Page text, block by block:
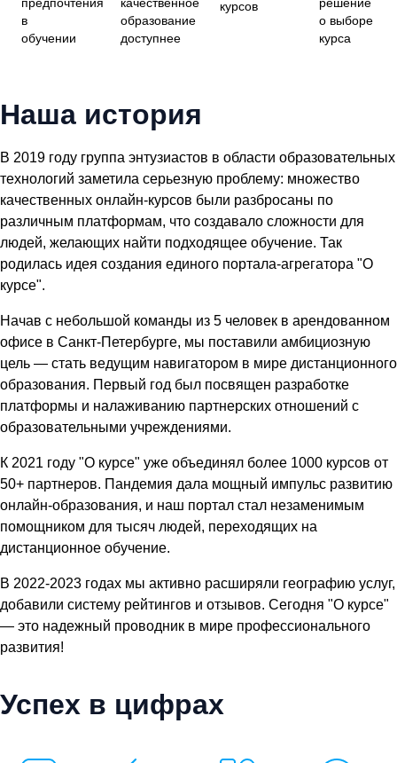
в
обучении
образование
доступнее
курсов
о выборе
курса
Наша история
В 2019 году группа энтузиастов в области образовательных
технологий заметила серьезную проблему: множество
качественных онлайн-курсов были разбросаны по
различным платформам, что создавало сложности для
людей, желающих найти подходящее обучение. Так
родилась идея создания единого портала-агрегатора "О
курсе".
Начав с небольшой команды из 5 человек в арендованном
офисе в Санкт-Петербурге, мы поставили амбициозную
цель — стать ведущим навигатором в мире дистанционного
образования. Первый год был посвящен разработке
платформы и налаживанию партнерских отношений с
образовательными учреждениями.
К 2021 году "О курсе" уже объединял более 1000 курсов от
50+ партнеров. Пандемия дала мощный импульс развитию
онлайн-образования, и наш портал стал незаменимым
помощником для тысяч людей, переходящих на
дистанционное обучение.
В 2022-2023 годах мы активно расширяли географию услуг,
добавили систему рейтингов и отзывов. Сегодня "О курсе"
— это надежный проводник в мире профессионального
развития!
Успех в цифрах